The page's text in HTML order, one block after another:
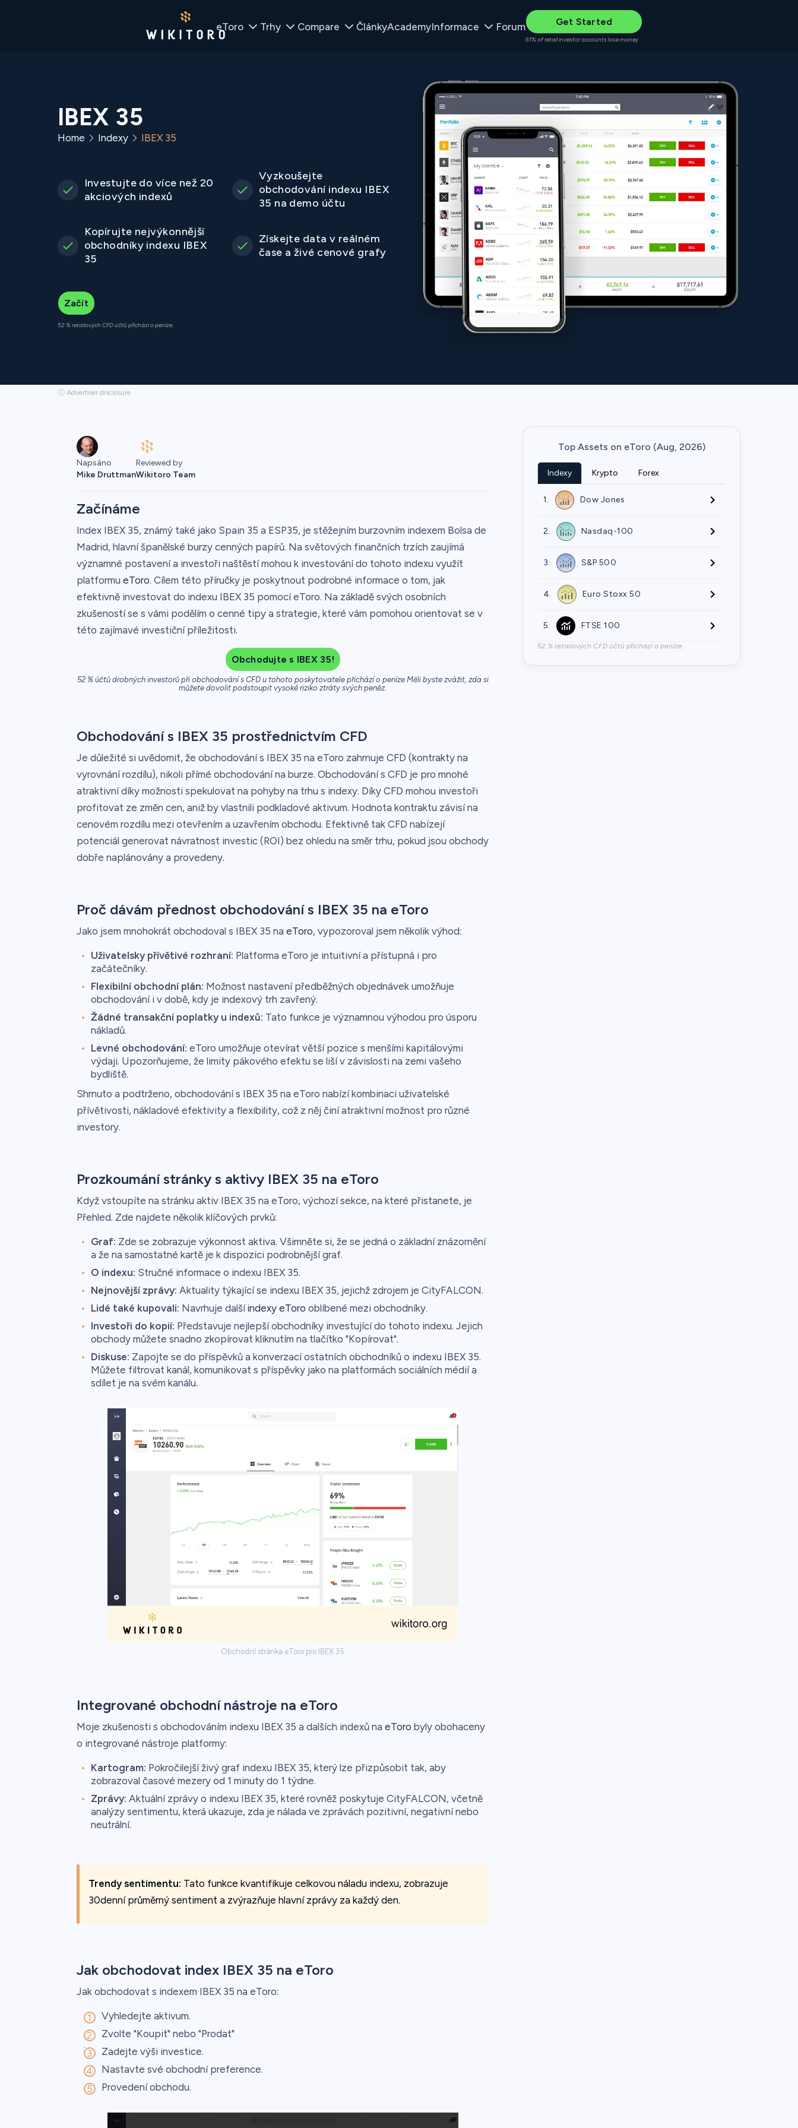
eToro Trhy Compare ČlánkyAcademyInformace Forum Get Started
61% of retail investor accounts lose money
IBEX 35
Home Indexy IBEX 35
Investujte do více než 20
akciových indexů
Vyzkoušejte
obchodování indexu IBEX
35 na demo účtu
Kopírujte nejvýkonnější
obchodníky indexu IBEX
35
Získejte data v reálném
čase a živé cenové grafy
Začít
52 % retailových CFD účtů přichází o peníze.
ⓘ Advertiser disclosure
Napsáno
Mike Druttman
Reviewed by
Wikitoro Team
Začínáme
Index IBEX 35, známý také jako Spain 35 a ESP35, je stěžejním burzovním indexem Bolsa de
Madrid, hlavní španělské burzy cenných papírů. Na světových finančních trzích zaujímá
významné postavení a investoři naštěstí mohou k investování do tohoto indexu využít
platformu eToro. Cílem této příručky je poskytnout podrobné informace o tom, jak
efektivně investovat do indexu IBEX 35 pomocí eToro. Na základě svých osobních
zkušeností se s vámi podělím o cenné tipy a strategie, které vám pomohou orientovat se v
této zajímavé investiční příležitosti.
Obchodujte s IBEX 35!
52 % účtů drobných investorů při obchodování s CFD u tohoto poskytovatele přichází o peníze Měli byste zvážit, zda si
můžete dovolit podstoupit vysoké riziko ztráty svých peněz.
Obchodování s IBEX 35 prostřednictvím CFD
Je důležité si uvědomit, že obchodování s IBEX 35 na eToro zahrnuje CFD (kontrakty na
vyrovnání rozdílu), nikoli přímé obchodování na burze. Obchodování s CFD je pro mnohé
atraktivní díky možnosti spekulovat na pohyby na trhu s indexy. Díky CFD mohou investoři
profitovat ze změn cen, aniž by vlastnili podkladové aktivum. Hodnota kontraktu závisí na
cenovém rozdílu mezi otevřením a uzavřením obchodu. Efektivně tak CFD nabízejí
potenciál generovat návratnost investic (ROI) bez ohledu na směr trhu, pokud jsou obchody
dobře naplánovány a provedeny.
Proč dávám přednost obchodování s IBEX 35 na eToro
Jako jsem mnohokrát obchodoval s IBEX 35 na eToro, vypozoroval jsem několik výhod:
Uživatelsky přívětivé rozhraní: Platforma eToro je intuitivní a přístupná i pro
začátečníky.
Flexibilní obchodní plán: Možnost nastavení předběžných objednávek umožňuje
obchodování i v době, kdy je indexový trh zavřený.
Žádné transakční poplatky u indexů: Tato funkce je významnou výhodou pro úsporu
nákladů.
Levné obchodování: eToro umožňuje otevírat větší pozice s menšími kapitálovými
výdaji. Upozorňujeme, že limity pákového efektu se liší v závislosti na zemi vašeho
bydliště.
Shrnuto a podtrženo, obchodování s IBEX 35 na eToro nabízí kombinaci uživatelské
přívětivosti, nákladové efektivity a flexibility, což z něj činí atraktivní možnost pro různé
investory.
Prozkoumání stránky s aktivy IBEX 35 na eToro
Když vstoupíte na stránku aktiv IBEX 35 na eToro, výchozí sekce, na které přistanete, je
Přehled. Zde najdete několik klíčových prvků:
Graf: Zde se zobrazuje výkonnost aktiva. Všimněte si, že se jedná o základní znázornění
a že na samostatné kartě je k dispozici podrobnější graf.
O indexu: Stručné informace o indexu IBEX 35.
Nejnovější zprávy: Aktuality týkající se indexu IBEX 35, jejichž zdrojem je CityFALCON.
Lidé také kupovali: Navrhuje dalšíindexy eToro oblíbené mezi obchodníky.
Investoři do kopií: Představuje nejlepší obchodníky investující do tohoto indexu. Jejich
obchody můžete snadno zkopírovat kliknutím na tlačítko "Kopírovat".
Diskuse: Zapojte se do příspěvků a konverzací ostatních obchodníků o indexu IBEX 35.
Můžete filtrovat kanál, komunikovat s příspěvky jako na platformách sociálních médií a
sdílet je na svém kanálu.
Obchodní stránka eToro pro IBEX 35
Integrované obchodní nástroje na eToro
Moje zkušenosti s obchodováním indexu IBEX 35 a dalších indexů na eToro byly obohaceny
o integrované nástroje platformy:
Kartogram: Pokročilejší živý graf indexu IBEX 35, který lze přizpůsobit tak, aby
zobrazoval časové mezery od 1 minuty do 1 týdne.
Zprávy: Aktuální zprávy o indexu IBEX 35, které rovněž poskytuje CityFALCON, včetně
analýzy sentimentu, která ukazuje, zda je nálada ve zprávách pozitivní, negativní nebo
neutrální.
Trendy sentimentu: Tato funkce kvantifikuje celkovou náladu indexu, zobrazuje
30denní průměrný sentiment a zvýrazňuje hlavní zprávy za každý den.
Jak obchodovat index IBEX 35 na eToro
Jak obchodovat s indexem IBEX 35 na eToro:
Vyhledejte aktivum.
Zvolte "Koupit" nebo "Prodat"
.
Zadejte výši investice.
Nastavte své obchodní preference.
Provedení obchodu.
Top Assets on eToro (Aug, 2026)
Indexy Krypto Forex
1. Dow Jones
2. Nasdaq-100
3. S&P 500
4. Euro Stoxx 50
5. FTSE 100
52 % retailových CFD účtů přichází o peníze.